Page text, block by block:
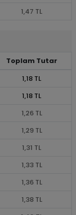
1,47 TL
Toplam Tutar
1,18 TL
1,18 TL
1,26 TL
1,29 TL
1,31 TL
1,33 TL
1,36 TL
1,38 TL